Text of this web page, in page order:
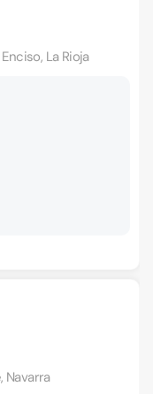
La Rioja
Navarra